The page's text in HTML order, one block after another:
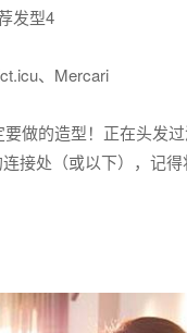
发型4
、Mercari
做的造型！正在头发
接处（或以下），记